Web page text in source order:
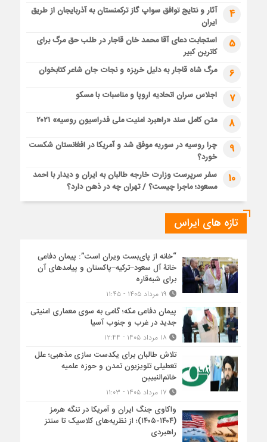
4
آثار و نتایج توافق سواپ گاز ترکمنستان به آذربایجان از طریق
ایران
5
استجابت دعای آقا محمد خان قاجار در طلب حق مرگ برای
کاترین کبیر
6 مرگ شاه قاجار به دلیل خربزه و نجات جان شاعر کتابخوان
7 اجلاس سران اتحادیه اروپا و مناسبات با مسکو
8 متن کامل سند «راهبرد امنیت ملی فدراسیون روسیه» ۲۰۲۱
9
چرا روسیه در سوریه موفق شد و آمریکا در افغانستان شکست
خورد؟
10
سفر سرپرست وزارت خارجه طالبان به ایران و دیدار با احمد
مسعود؛ ماجرا چیست؟ / تهران چه در ذهن دارد؟
تازه های ایراس
“خانه از پای‌بست ویران است”: پیمان دفاعی
خانۀ آل سعود–ترکیه–پاکستان و پیامدهای آن
برای شبه‌قاره
پیمان دفاعی مکه؛ گامی به سوی معماری امنیتی
جدید در غرب و جنوب آسیا
تلاش طالبان برای یکدست سازی مذهبی؛ علل
تعطیلی تلویزیون تمدن و حوزه علمیه
خاتم‌النبیین
واکاوی جنگ ایران و آمریکا در تنگه هرمز
(۱۴۰۴-۱۴۰۵)؛ از نظریه‌های کلاسیک تا سنتز
راهبردی